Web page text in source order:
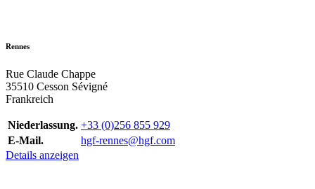
Rennes
Rue Claude Chappe
35510 Cesson Sévigné
Frankreich
Niederlassung. +33 (0)256 855 929
E-Mail.
hgf-rennes@hgf.com
Details anzeigen